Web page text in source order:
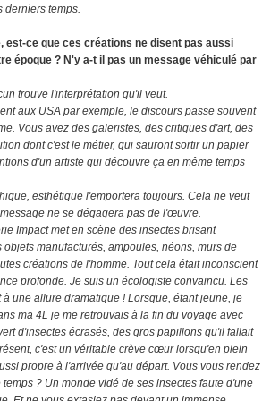
derniers temps.
est-ce que ces créations ne disent pas aussi
époque ? N'y a-t il pas un message véhiculé par
trouve l'interprétation qu'il veut.
aux USA par exemple, le discours passe souvent
Vous avez des galeristes, des critiques d'art, des
dont c'est le métier, qui sauront sortir un papier
d'un artiste qui découvre ça en même temps
esthétique l'emportera toujours. Cela ne veut
ne se dégagera pas de l'œuvre.
Impact met en scène des insectes brisant
objets manufacturés, ampoules, néons, murs de
créations de l'homme. Tout cela était inconscient
profonde. Je suis un écologiste convaincu. Les
une allure dramatique ! Lorsque, étant jeune, je
ma 4L je me retrouvais à la fin du voyage avec
d'insectes écrasés, des gros papillons qu'il fallait
c'est un véritable crève cœur lorsqu'en plein
propre à l'arrivée qu'au départ. Vous vous rendez
? Un monde vidé de ses insectes faute d'une